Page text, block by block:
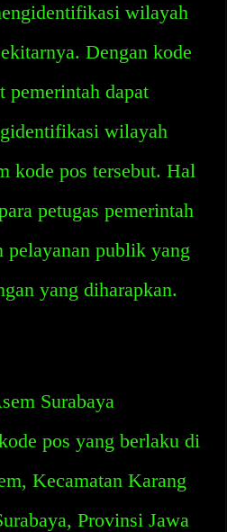
wilayah
Dengan kode
pemerintah dapat
wilayah
kode pos tersebut. Hal
petugas pemerintah
pelayanan publik yang
yang diharapkan.
Surabaya
pos yang berlaku di
Kecamatan Karang
Provinsi Jawa